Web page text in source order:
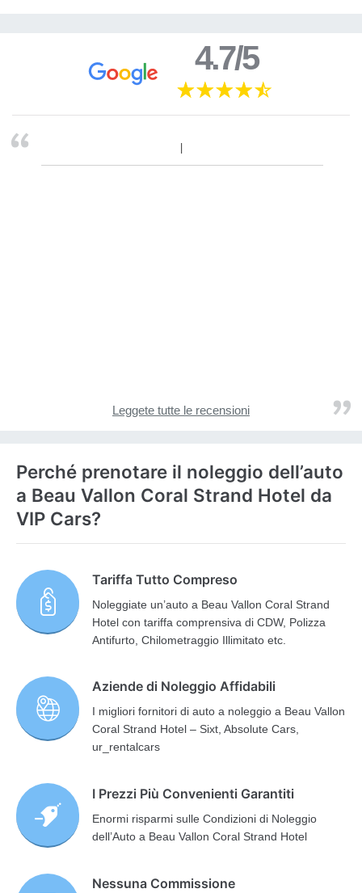
4.7/5
Leggete tutte le recensioni
Perché prenotare il noleggio dell’auto
a Beau Vallon Coral Strand Hotel da
VIP Cars?
Tariffa Tutto Compreso
Noleggiate un’auto a Beau Vallon Coral Strand
Hotel con tariffa comprensiva di CDW, Polizza
Antifurto, Chilometraggio Illimitato etc.
Aziende di Noleggio Affidabili
I migliori fornitori di auto a noleggio a Beau Vallon
Coral Strand Hotel – Sixt, Absolute Cars,
ur_rentalcars
I Prezzi Più Convenienti Garantiti
Enormi risparmi sulle Condizioni di Noleggio
dell’Auto a Beau Vallon Coral Strand Hotel
Nessuna Commissione